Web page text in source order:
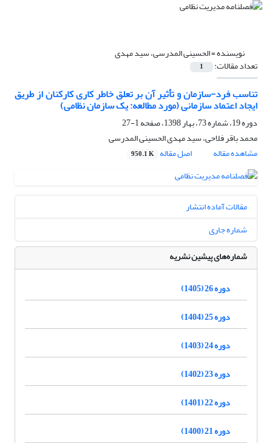
نویسنده =الحسینی المدرسی، سید مهدی
تعداد مقالات: 1
تناسب فرد-سازمان و تأثیر آن بر تعلق خاطر کاری کارکنان از طریق
ایجاد اعتماد سازمانی (مورد مطالعه: یک سازمان نظامی)
دوره 19، شماره 73، بهار 1398، صفحه
1-27
محمد باقر فلاحی، سید مهدی الحسینی المدرسی
مشاهده مقاله
اصل مقاله 950.1 K
مقالات آماده انتشار
شماره جاری
شماره‌های پیشین نشریه
دوره 26 (1405)
دوره 25 (1404)
دوره 24 (1403)
دوره 23 (1402)
دوره 22 (1401)
دوره 21 (1400)